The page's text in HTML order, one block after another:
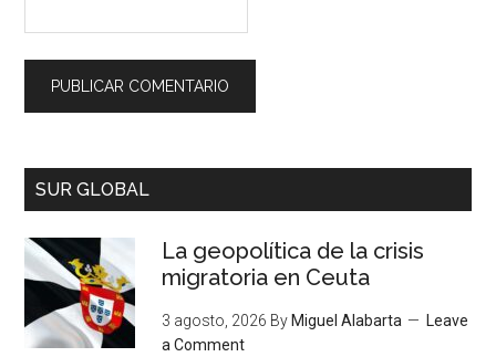
SUR GLOBAL
La geopolítica de la crisis
migratoria en Ceuta
3 agosto, 2026 By Miguel Alabarta
Leave
a Comment